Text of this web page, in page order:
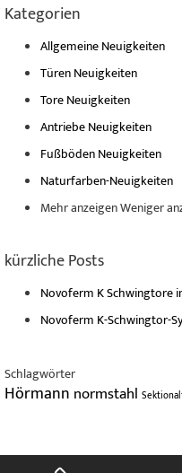
Kategorien
Allgemeine Neuigkeiten
Türen Neuigkeiten
Tore Neuigkeiten
Antriebe Neuigkeiten
Fußböden Neuigkeiten
Naturfarben-Neuigkeiten
Mehr anzeigenWeniger
kürzliche Posts
Novoferm K Schwingtore
Novoferm K-Schwingtor-
Schlagwörter
Hörmann normstahl